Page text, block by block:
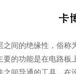
间的绝缘性，俗称
的功能是在电路板
间导通的工具，在